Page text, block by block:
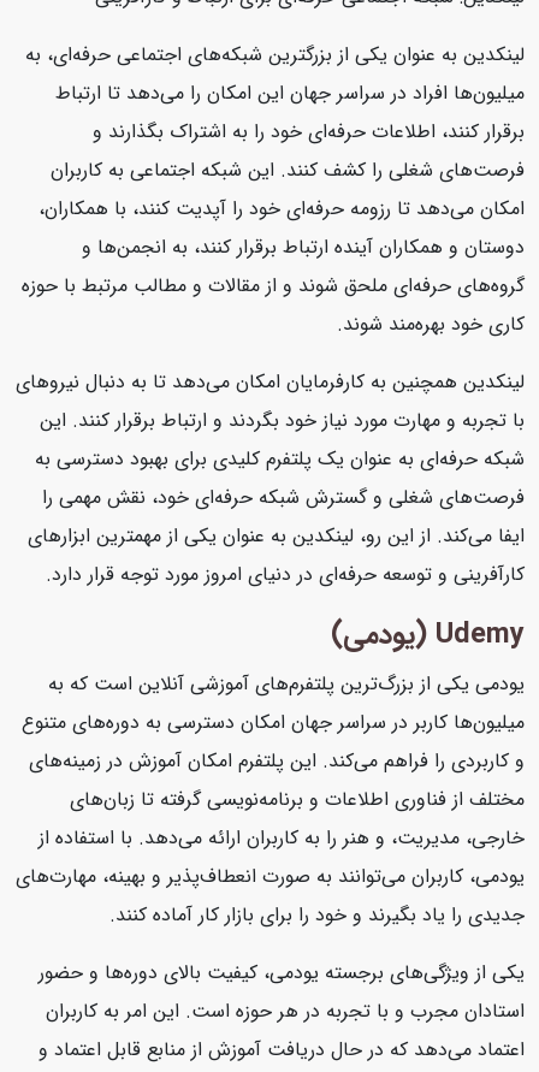
لینکدین به عنوان یکی از بزرگترین شبکه‌های اجتماعی حرفه‌ای، به
میلیون‌ها افراد در سراسر جهان این امکان را می‌دهد تا ارتباط
برقرار کنند، اطلاعات حرفه‌ای خود را به اشتراک بگذارند و
فرصت‌های شغلی را کشف کنند. این شبکه اجتماعی به کاربران
امکان می‌دهد تا رزومه حرفه‌ای خود را آپدیت کنند، با همکاران،
دوستان و همکاران آینده ارتباط برقرار کنند، به انجمن‌ها و
گروه‌های حرفه‌ای ملحق شوند و از مقالات و مطالب مرتبط با حوزه
کاری خود بهره‌مند شوند.
لینکدین همچنین به کارفرمایان امکان می‌دهد تا به دنبال نیروهای
با تجربه و مهارت مورد نیاز خود بگردند و ارتباط برقرار کنند. این
شبکه حرفه‌ای به عنوان یک پلتفرم کلیدی برای بهبود دسترسی به
فرصت‌های شغلی و گسترش شبکه حرفه‌ای خود، نقش مهمی را
ایفا می‌کند. از این رو، لینکدین به عنوان یکی از مهمترین ابزارهای
کارآفرینی و توسعه حرفه‌ای در دنیای امروز مورد توجه قرار دارد.
Udemy (یودمی)
یودمی یکی از بزرگ‌ترین پلتفرم‌های آموزشی آنلاین است که به
میلیون‌ها کاربر در سراسر جهان امکان دسترسی به دوره‌های متنوع
و کاربردی را فراهم می‌کند. این پلتفرم امکان آموزش در زمینه‌های
مختلف از فناوری اطلاعات و برنامه‌نویسی گرفته تا زبان‌های
خارجی، مدیریت، و هنر را به کاربران ارائه می‌دهد. با استفاده از
یودمی، کاربران می‌توانند به صورت انعطاف‌پذیر و بهینه، مهارت‌های
جدیدی را یاد بگیرند و خود را برای بازار کار آماده کنند.
یکی از ویژگی‌های برجسته یودمی، کیفیت بالای دوره‌ها و حضور
استادان مجرب و با تجربه در هر حوزه است. این امر به کاربران
اعتماد می‌دهد که در حال دریافت آموزش از منابع قابل اعتماد و